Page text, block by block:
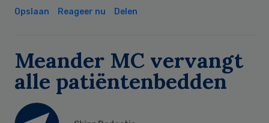
Opslaan Reageer nu Delen
Meander MC vervangt
alle patiëntenbedden